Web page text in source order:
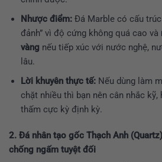
Nhược điểm:Đá Marble có cấu trúc
đảnh” vì độ cứng không quá cao và
vàng nếu tiếp xúc với nước nghệ,
lâu.
Lời khuyên thực tế:Nếu dùng làm
chặt nhiều thì bạn nên cân nhắc
thấm cực kỳ định kỳ.
2. Đá nhân tạo gốc Thạch Anh
chống ngấm tuyệt đối